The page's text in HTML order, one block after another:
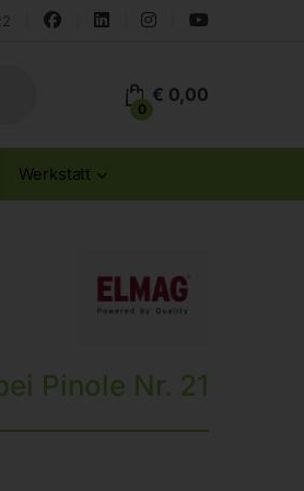
0
€ 0,00
Werkstatt
Pinole Nr. 21
Dialog geschlossen. Seine Funktionalität ist